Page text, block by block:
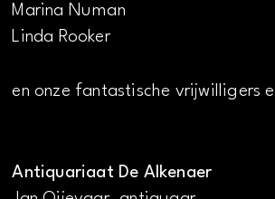
Marina Numan
Linda Rooker
en onze fantastische vrijwilligers
Antiquariaat De Alkenaer